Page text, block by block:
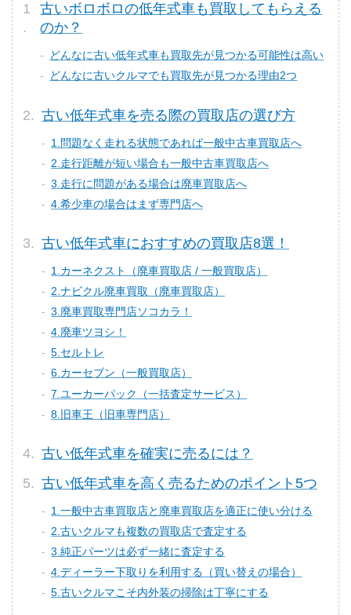
古いボロボロの低年式車も買取してもらえる
のか？
どんなに古い低年式車も買取先が見つかる可能性は高い
どんなに古いクルマでも買取先が見つかる理由2つ
古い低年式車を売る際の買取店の選び方
1.問題なく走れる状態であれば一般中古車買取店へ
2.走行距離が短い場合も一般中古車買取店へ
3.走行に問題がある場合は廃車買取店へ
4.希少車の場合はまず専門店へ
古い低年式車におすすめの買取店8選！
1.カーネクスト（廃車買取店 / 一般買取店）
2.ナビクル廃車買取（廃車買取店）
3.廃車買取専門店ソコカラ！
4.廃車ツヨシ！
5.セルトレ
6.カーセブン（一般買取店）
7.ユーカーパック（一括査定サービス）
8.旧車王（旧車専門店）
古い低年式車を確実に売るには？
古い低年式車を高く売るためのポイント5つ
1.一般中古車買取店と廃車買取店を適正に使い分ける
2.古いクルマも複数の買取店で査定する
3.純正パーツは必ず一緒に査定する
4.ディーラー下取りを利用する（買い替えの場合）
5.古いクルマこそ内外装の掃除は丁寧にする